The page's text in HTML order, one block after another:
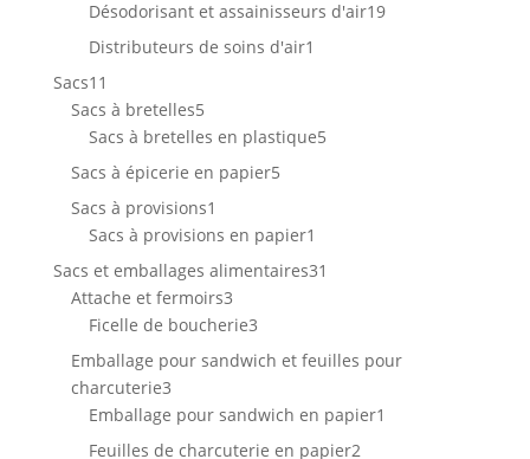
Désodorisant et assainisseurs d'air1919
Distributeurs de soins d'air1
Sacs11
produits
Sacs à bretelles55
produits
Sacs à bretelles en plastique55
Sacs à épicerie en papier55
Sacs à provisions1
produit
Sacs à provisions en papier1
produit
Sacs et emballages alimentaires31
Attache et fermoirs33
produits
Ficelle de boucherie33
produits
Emballage pour sandwich et feuilles pour
charcuterie33
produits
Emballage pour sandwich en papier1
Feuilles de charcuterie en papier22